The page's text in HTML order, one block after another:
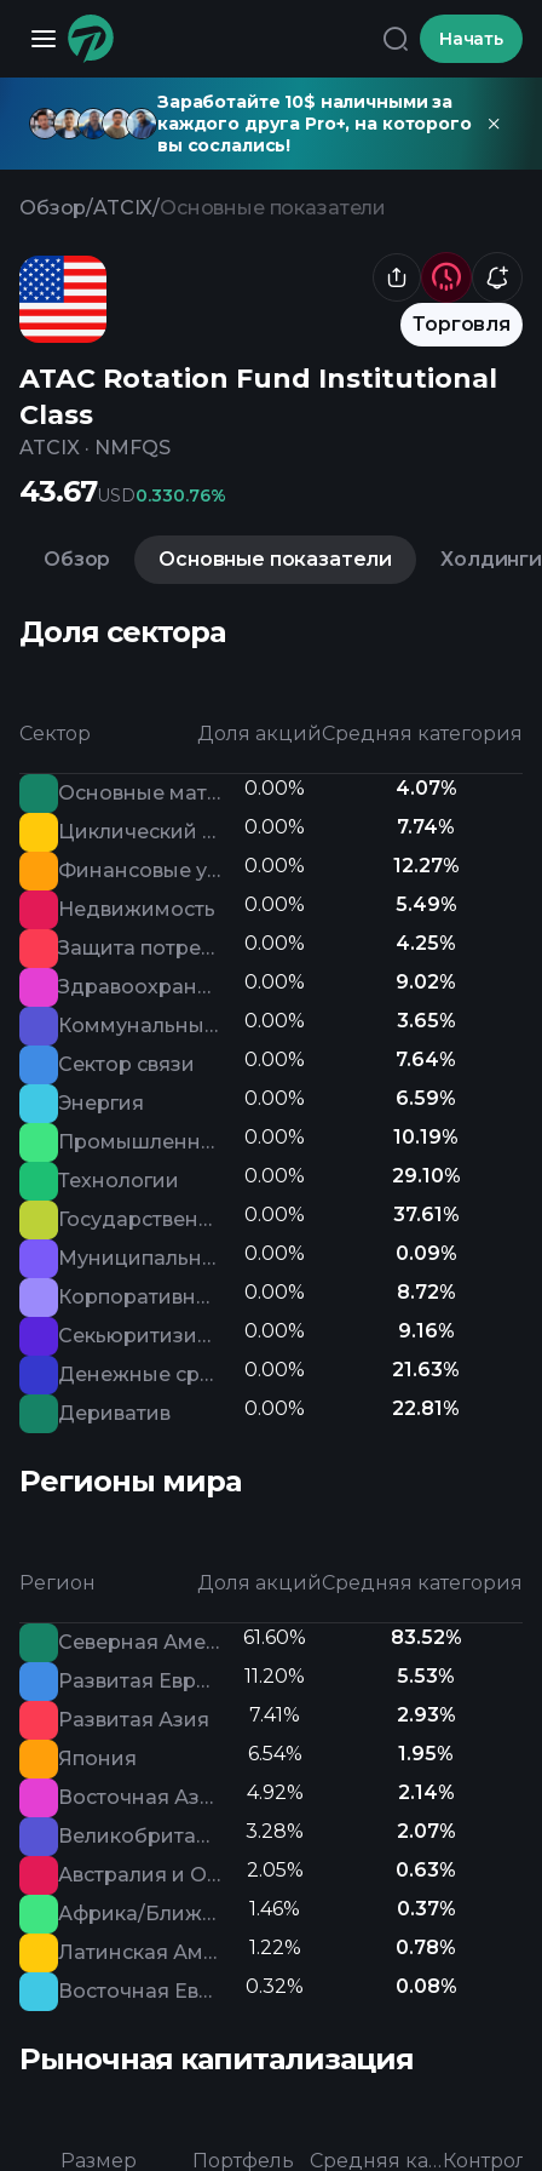
Начать
Заработайте 10$ наличными за
каждого друга Pro+, на которого
вы сослались!
Обзор/ATCIX/Основные показатели
Торговля
ATAC Rotation Fund Institutional
Class
ATCIX · NMFQS
43.67USD0.330.76%
Обзор Основные показатели Холдинги
Доля сектора
Сектор Доля акцийСредняя категория
Основные материалы 0.00%
4.07%
Циклический сектор потребления
0.00%
7.74%
Финансовые услуги
0.00%
12.27%
Недвижимость
0.00%
5.49%
Защита потребителя
0.00%
4.25%
Здравоохранение
0.00%
9.02%
Коммунальные услуги
0.00%
3.65%
Сектор связи
0.00%
7.64%
Энергия
0.00%
6.59%
Промышленность
0.00%
10.19%
Технологии
0.00%
29.10%
Государственный
0.00%
37.61%
Муниципальный
0.00%
0.09%
Корпоративный
0.00%
8.72%
Секьюритизированный
0.00%
9.16%
Денежные средства и эквиваленты
0.00%
21.63%
Дериватив
0.00% 22.81%
Регионы мира
Регион Доля акцийСредняя категория
Северная Америка 61.60%
83.52%
Развитая Европа
11.20%
5.53%
Развитая Азия
7.41%
2.93%
Япония
6.54%
1.95%
Восточная Азия
4.92%
2.14%
Великобритания
3.28%
2.07%
Австралия и Океания
2.05%
0.63%
Африка/Ближний Восток
1.46%
0.37%
Латинская Америка
1.22%
0.78%
Восточная Европа
0.32% 0.08%
Рыночная капитализация
Размер Портфель Средняя категория